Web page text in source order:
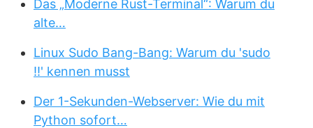
Das „Moderne Rust-Terminal“: Warum du
alte…
Linux Sudo Bang-Bang: Warum du 'sudo
!!' kennen musst
Der 1-Sekunden-Webserver: Wie du mit
Python sofort…